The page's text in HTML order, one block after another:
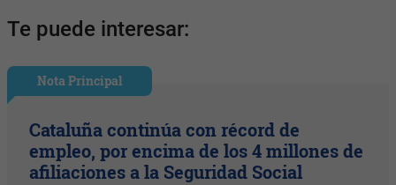
Te puede interesar:
Nota Principal
Cataluña continúa con récord de
empleo, por encima de los 4 millones de
afiliaciones a la Seguridad Social